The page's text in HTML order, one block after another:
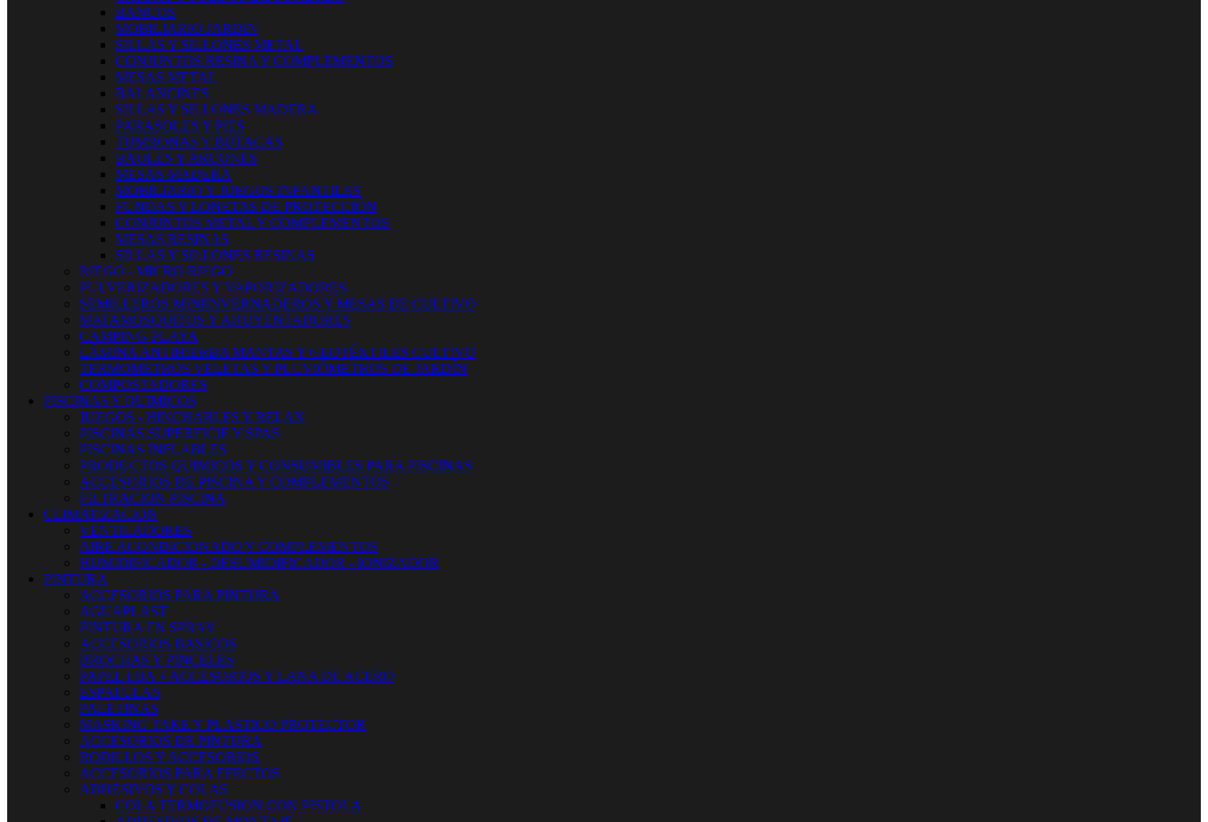
BANCOS
MOBILIARIO JARDIN
SILLAS Y SILLONES METAL
CONJUNTOS RESINA Y COMPLEMENTOS
MESAS METAL
BALANCINES
SILLAS Y SILLONES MADERA
PARASOLES Y PIES
TUMBONAS Y BUTACAS
BAULES Y ARCONES
MESAS MADERA
MOBILIARIO Y JUEGOS INFANTILES
FUNDAS Y LONETAS DE PROTECCIÓN
CONJUNTOS METAL Y COMPLEMENTOS
MESAS RESINAS
SILLAS Y SILLONES RESINAS
RIEGO - MICRO RIEGO
PULVERIZADORES Y VAPORIZADORES
SEMILLEROS MINIINVERNADEROS Y MESAS DE CULTIVO
MATAMOSQUITOS Y AHUYENTADORES
CAMPING-PLAYA
LÁMINA ANTIHIERBA MANTAS Y GEOTÉXTILES CULTIVO
TERMOMETROS VELETAS Y PLUVIÓMETROS DE JARDÍN
COMPOSTADORES
PISCINAS Y QUIMICOS
JUEGOS - HINCHABLES Y RELAX
PISCINAS SUPERFICIE Y SPAS
PISCINAS INFLABLES
PRODUCTOS QUIMICOS Y CONSUMIBLES PARA PISCINAS
ACCESORIOS DE PISCINA Y COMPLEMENTOS
FILTRACION PISCINA
CLIMATIZACION
VENTILADORES
AIRE ACONDICIONADO Y COMPLEMENTOS
HUMIDIFICADOR - DESUMIDIFICADOR - IONIZADOR
PINTURA
ACCESORIOS PARA PINTURA
AGUAPLAST
PINTURA EN SPRAY
ACCESORIOS BASICOS
BROCHAS Y PINCELES
PAPEL LIJA + ACCESORIOS Y LANA DE ACERO
ESPATULAS
PALETINAS
MASKING TAKE Y PLASTICO PROTECTOR
ACCESORIOS DE PINTURA
RODILLOS Y ACCESORIOS
ACCESORIOS PARA EFECTOS
ADHESIVOS Y COLAS
COLA TERMOFUSION CON PISTOLA